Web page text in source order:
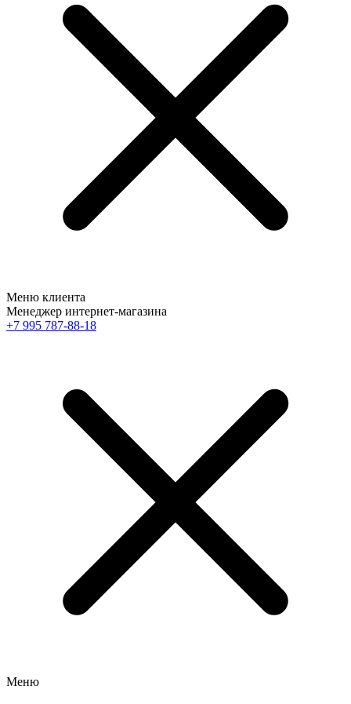
Меню клиента
Менеджер интернет-магазина
+7 995 787-88-18
Меню